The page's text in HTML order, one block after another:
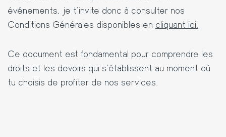
événements, je t'invite donc à consulter nos
Conditions Générales disponibles en cliquant ici.
Ce document est fondamental pour comprendre les
droits et les devoirs qui s'établissent au moment où
tu choisis de profiter de nos services.